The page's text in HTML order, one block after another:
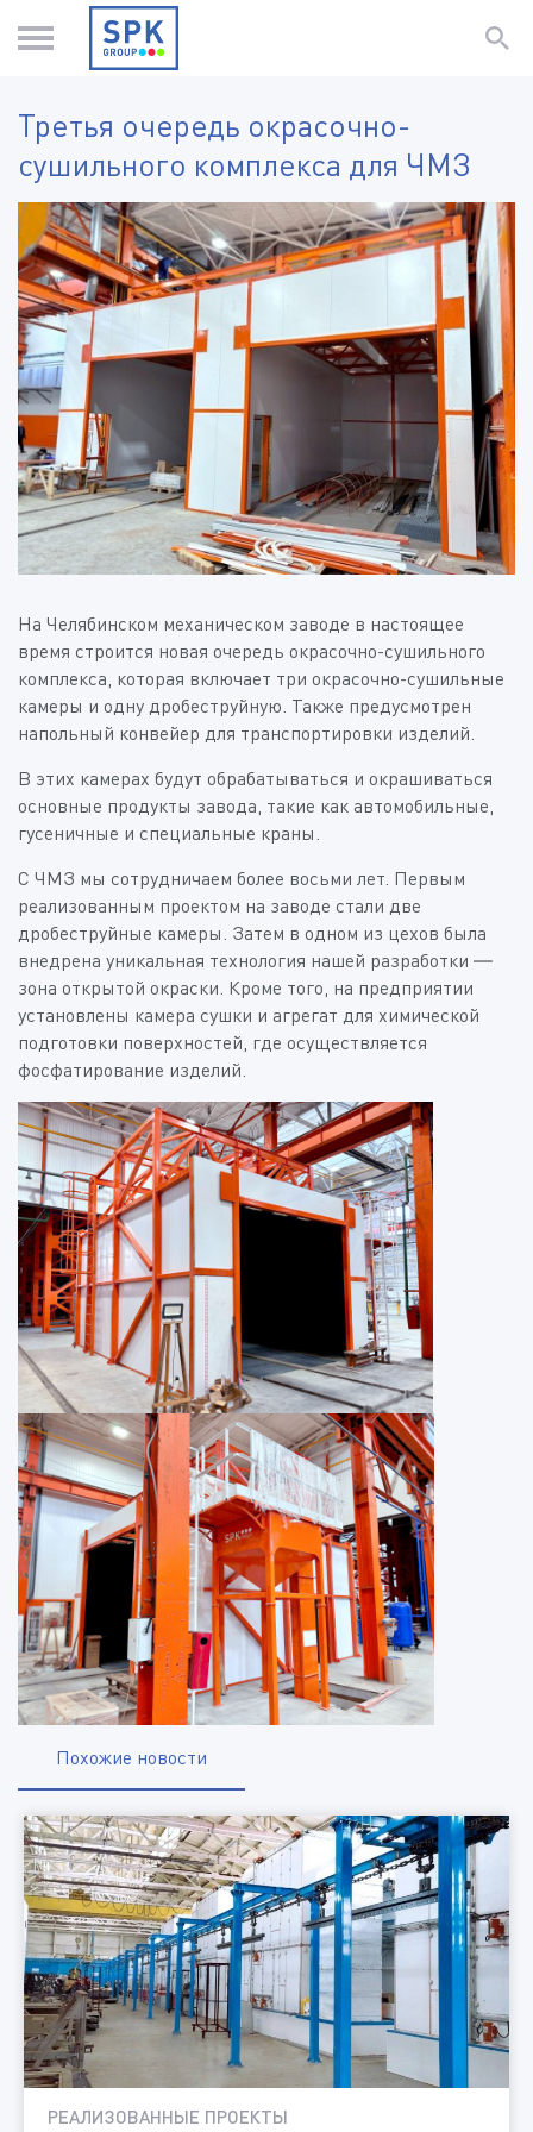
Третья очередь окрасочно-
сушильного комплекса для ЧМЗ
На Челябинском механическом заводе в настоящее
время строится новая очередь окрасочно-сушильного
комплекса, которая включает три окрасочно-сушильные
камеры и одну дробеструйную. Также предусмотрен
напольный конвейер для транспортировки изделий.
В этих камерах будут обрабатываться и окрашиваться
основные продукты завода, такие как автомобильные,
гусеничные и специальные краны.
С ЧМЗ мы сотрудничаем более восьми лет. Первым
реализованным проектом на заводе стали две
дробеструйные камеры. Затем в одном из цехов была
внедрена уникальная технология нашей разработки —
зона открытой окраски. Кроме того, на предприятии
установлены камера сушки и агрегат для химической
подготовки поверхностей, где осуществляется
фосфатирование изделий.
Похожие новости
РЕАЛИЗОВАННЫЕ ПРОЕКТЫ